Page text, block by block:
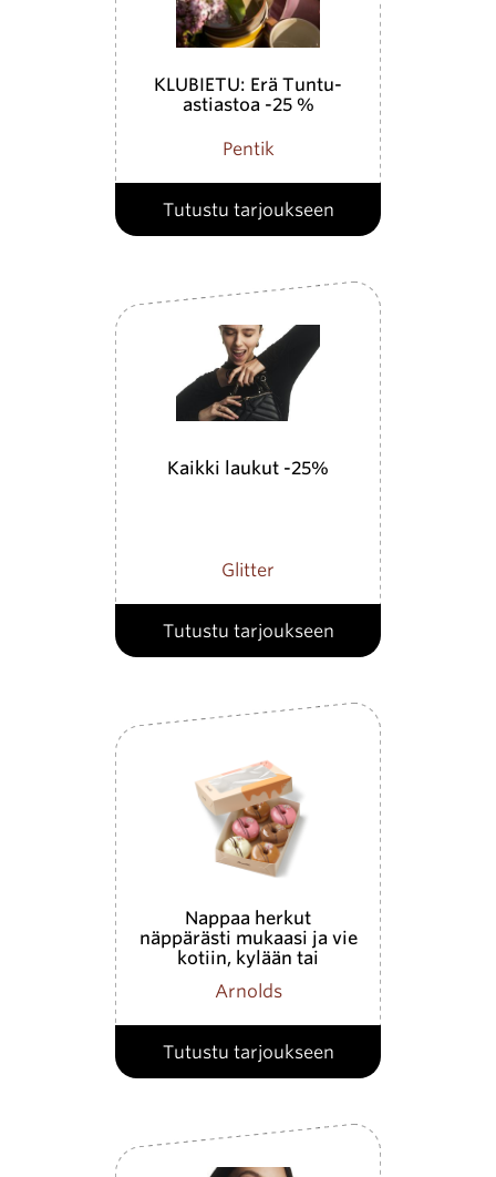
KLUBIETU: Erä Tuntu-
astiastoa -25 %
Pentik
Tutustu tarjoukseen
Kaikki laukut -25%
Glitter
Tutustu tarjoukseen
Nappaa herkut
näppärästi mukaasi ja vie
kotiin, kylään tai
Arnolds
Tutustu tarjoukseen